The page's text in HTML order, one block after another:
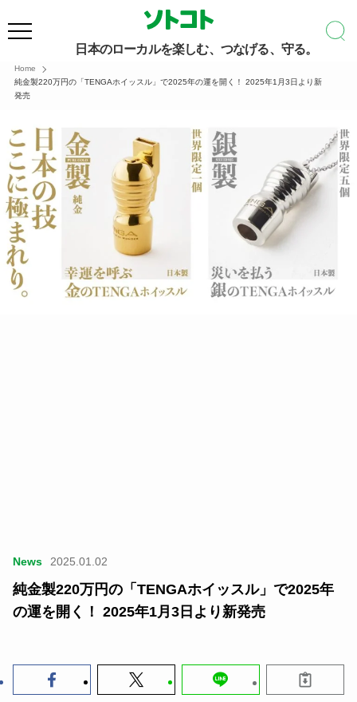
日本のローカルを楽しむ、つなげる、守る。
Home
純金製220万円の「TENGAホイッスル」で2025年の運を開く！ 2025年1月3日より新
発売
News 2025.01.02
純金製220万円の「TENGAホイッスル」で2025年
の運を開く！ 2025年1月3日より新発売